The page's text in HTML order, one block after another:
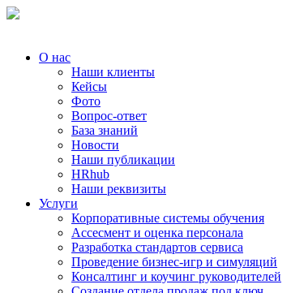
О нас
Наши клиенты
Кейсы
Фото
Вопрос-ответ
База знаний
Новости
Наши публикации
HRhub
Наши реквизиты
Услуги
Корпоративные системы обучения
Ассесмент и оценка персонала
Разработка стандартов сервиса
Проведение бизнес-игр и симуляций
Консалтинг и коучинг руководителей